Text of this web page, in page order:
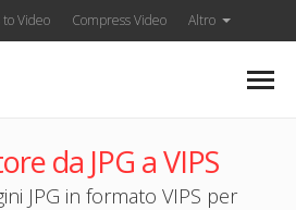
Video Compress Video Altro
da JPG a VIPS
JPG in formato VIPS per